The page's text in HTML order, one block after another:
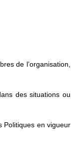
de l’organisation,
des situations ou
en vigueur